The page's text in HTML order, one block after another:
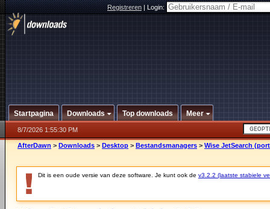
Registreren|Login:
Startpagina Downloads Top downloads Meer
8/7/2026 1:55:30 PM
AfterDawn > Downloads > Desktop > Bestandsmanagers > Wise JetSearch
Dit is een oude versie van deze software. Je kunt ook de v3.2.2 (laatste stabiele